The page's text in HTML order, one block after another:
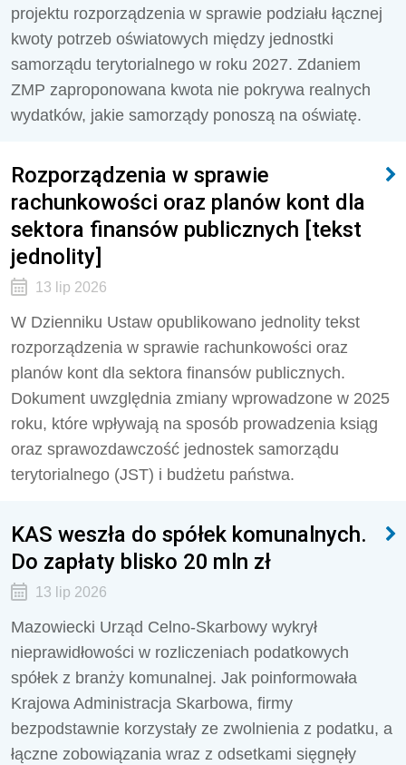
projektu rozporządzenia w sprawie podziału łącznej
kwoty potrzeb oświatowych między jednostki
samorządu terytorialnego w roku 2027. Zdaniem
ZMP zaproponowana kwota nie pokrywa realnych
wydatków, jakie samorządy ponoszą na oświatę.
Rozporządzenia w sprawie
rachunkowości oraz planów kont dla
sektora finansów publicznych [tekst
jednolity]
13 lip 2026
W Dzienniku Ustaw opublikowano jednolity tekst
rozporządzenia w sprawie rachunkowości oraz
planów kont dla sektora finansów publicznych.
Dokument uwzględnia zmiany wprowadzone w 2025
roku, które wpływają na sposób prowadzenia ksiąg
oraz sprawozdawczość jednostek samorządu
terytorialnego (JST) i budżetu państwa.
KAS weszła do spółek komunalnych.
Do zapłaty blisko 20 mln zł
13 lip 2026
Mazowiecki Urząd Celno-Skarbowy wykrył
nieprawidłowości w rozliczeniach podatkowych
spółek z branży komunalnej. Jak poinformowała
Krajowa Administracja Skarbowa, firmy
bezpodstawnie korzystały ze zwolnienia z podatku, a
łączne zobowiązania wraz z odsetkami sięgnęły